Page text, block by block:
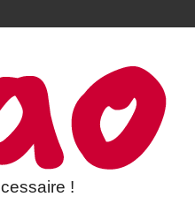
!